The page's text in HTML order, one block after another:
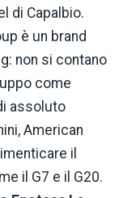
di Capalbio.
è un brand
non si contano
come
assoluto
American
il
il G7 e il G20.